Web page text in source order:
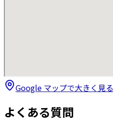
Google マップで大きく見る
よくある質問